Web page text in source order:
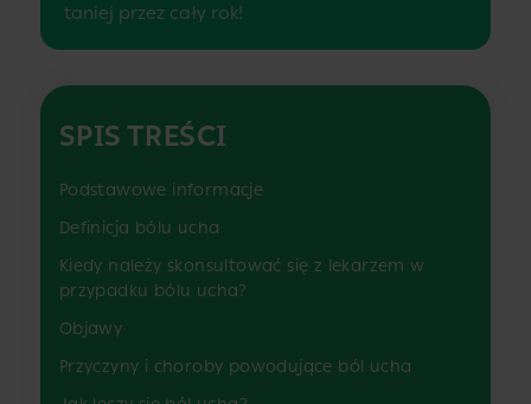
taniej przez cały rok!
SPIS TREŚCI
Podstawowe informacje
Definicja bólu ucha
Kiedy należy skonsultować się z lekarzem w
przypadku bólu ucha?
Objawy
Przyczyny i choroby powodujące ból ucha